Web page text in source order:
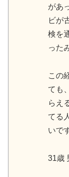
があ
ビが
検を
った
この
ても
らえ
てる
いで
31歳